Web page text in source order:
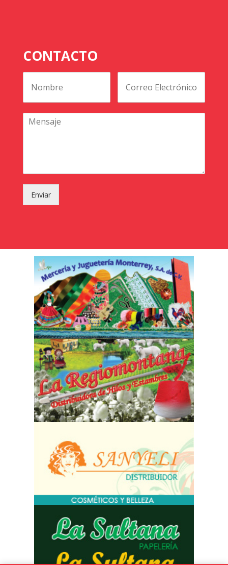
CONTACTO
Enviar